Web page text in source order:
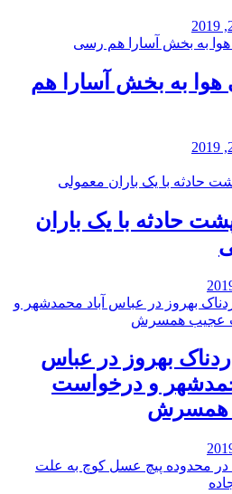
هوا به بخش آسارا هم
حادثه با یک باران
بهروز در عباس
و درخواست
همسرش